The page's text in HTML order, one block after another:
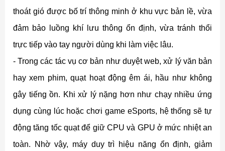
thoát gió được bố trí thông minh ở khu vực bản lề, vừa
đảm bảo luồng khí lưu thông ổn định, vừa tránh thổi
trực tiếp vào tay người dùng khi làm việc lâu.
- Trong các tác vụ cơ bản như duyệt web, xử lý văn bản
hay xem phim, quạt hoạt động êm ái, hầu như không
gây tiếng ồn. Khi xử lý nặng hơn như chạy nhiều ứng
dụng cùng lúc hoặc chơi game eSports, hệ thống sẽ tự
động tăng tốc quạt để giữ CPU và GPU ở mức nhiệt an
toàn. Nhờ vậy, máy duy trì hiệu năng ổn định, giảm